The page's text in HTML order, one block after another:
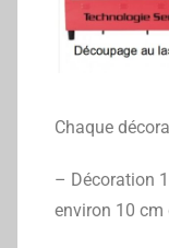
Chaque
– Décoration
environ 10 cm